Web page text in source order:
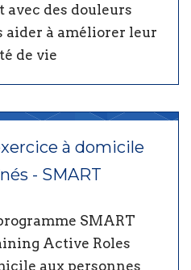
avec des douleurs
aider à améliorer leur
de vie
à domicile
- SMART
SMART
Active Roles
aux personnes